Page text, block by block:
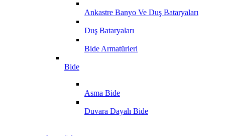
Ankastre Banyo Ve Duş Bataryaları
Duş Bataryaları
Bide Armatürleri
Bide
Asma Bide
Duvara Dayalı Bide